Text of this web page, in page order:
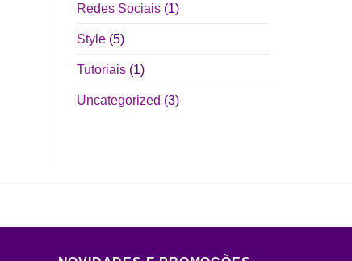
Redes Sociais (1)
Style (5)
Tutoriais (1)
Uncategorized (3)